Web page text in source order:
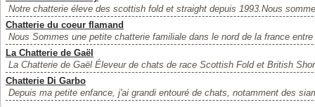
Notre chatterie éleve des scottish fold et straight depuis 1993.Nous
Chatterie du coeur flamand
Nous Sommes une petite chatterie familiale dans le nord de la france
La Chatterie de Gaël
La Chatterie de Gaël Éleveur de chats de race Scottish Fold et British
Chatterie Di Garbo
Depuis ma petite enfance, j'ai grandi entouré de chats, notamment des